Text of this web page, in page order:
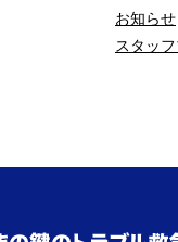
お知らせ
スタッ